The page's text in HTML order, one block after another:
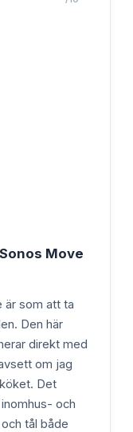
Move
är som att ta
Den här
direkt med
om jag
Det
och
tål både